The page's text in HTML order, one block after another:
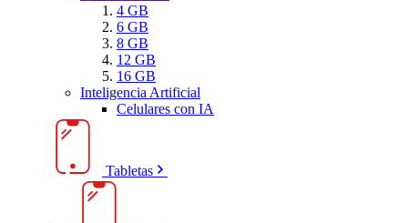
4 GB
6 GB
8 GB
12 GB
16 GB
Inteligencia Artificial
Celulares con IA
Tabletas